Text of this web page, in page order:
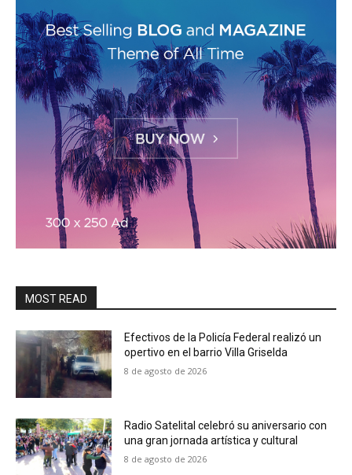
MOST READ
Efectivos de la Policía Federal realizó un
opertivo en el barrio Villa Griselda
8 de agosto de 2026
Radio Satelital celebró su aniversario con
una gran jornada artística y cultural
8 de agosto de 2026